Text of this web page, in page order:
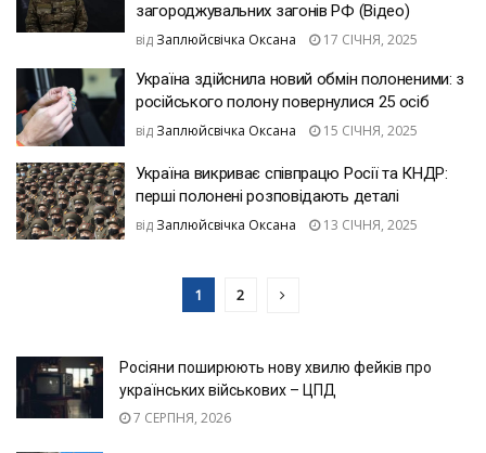
загороджувальних загонів РФ (Відео)
від Заплюйсвічка Оксана 17 СІЧНЯ, 2025
Україна здійснила новий обмін полоненими: з
російського полону повернулися 25 осіб
від Заплюйсвічка Оксана 15 СІЧНЯ, 2025
Україна викриває співпрацю Росії та КНДР:
перші полонені розповідають деталі
від Заплюйсвічка Оксана 13 СІЧНЯ, 2025
1 2
Росіяни поширюють нову хвилю фейків про
українських військових – ЦПД
7 СЕРПНЯ, 2026